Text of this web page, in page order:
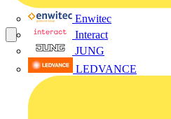
Enwitec
Interact
JUNG
LEDVANCE